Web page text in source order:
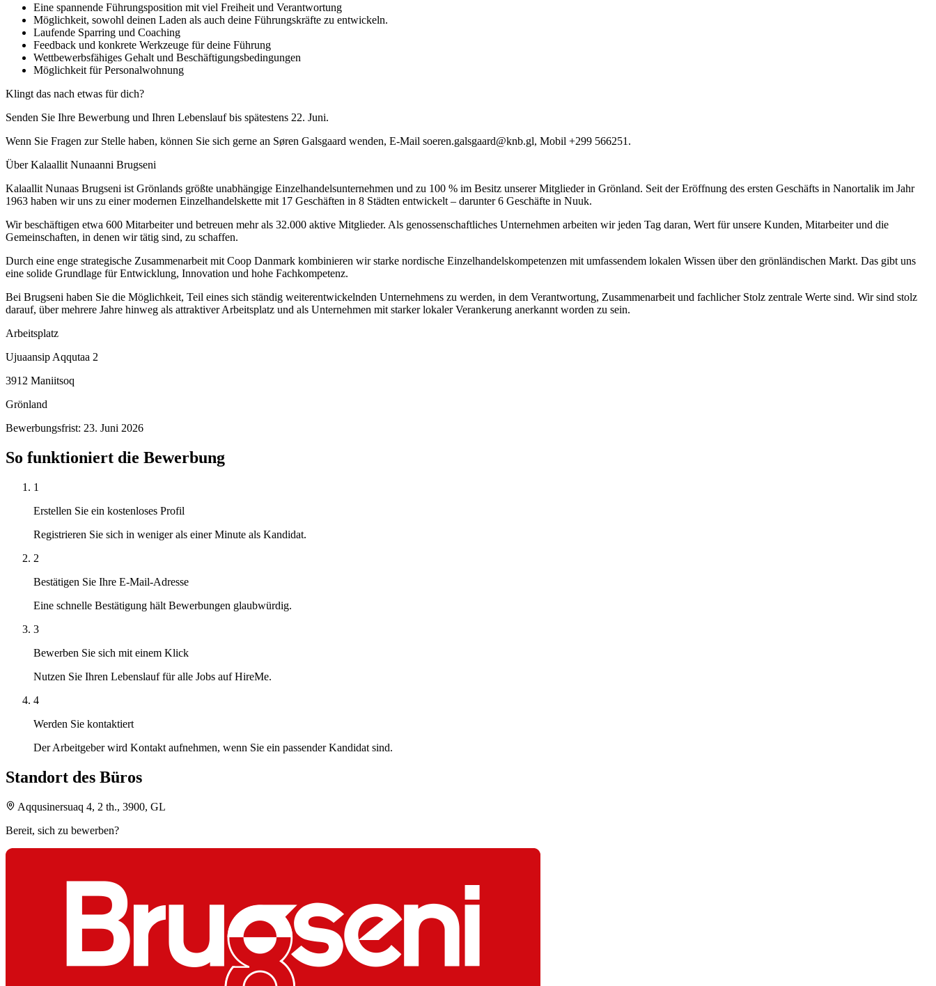
Eine spannende Führungsposition mit viel Freiheit und Verantwortung
Möglichkeit, sowohl deinen Laden als auch deine Führungskräfte zu entwickeln.
Laufende Sparring und Coaching
Feedback und konkrete Werkzeuge für deine Führung
Wettbewerbsfähiges Gehalt und Beschäftigungsbedingungen
Möglichkeit für Personalwohnung
Klingt das nach etwas für dich?
Senden Sie Ihre Bewerbung und Ihren Lebenslauf bis spätestens 22. Juni.
Wenn Sie Fragen zur Stelle haben, können Sie sich gerne an Søren Galsgaard wenden, E-Mail soeren.galsgaard@knb.gl, Mobil +299 566251.
Über Kalaallit Nunaanni Brugseni
Kalaallit Nunaas Brugseni ist Grönlands größte unabhängige Einzelhandelsunternehmen und zu 100 % im Besitz unserer Mitglieder in Grönland. Seit der Eröffnung des ersten Geschäfts in Nanortalik im Jahr
1963 haben wir uns zu einer modernen Einzelhandelskette mit 17 Geschäften in 8 Städten entwickelt – darunter 6 Geschäfte in Nuuk.
Wir beschäftigen etwa 600 Mitarbeiter und betreuen mehr als 32.000 aktive Mitglieder. Als genossenschaftliches Unternehmen arbeiten wir jeden Tag daran, Wert für unsere Kunden, Mitarbeiter und die
Gemeinschaften, in denen wir tätig sind, zu schaffen.
Durch eine enge strategische Zusammenarbeit mit Coop Danmark kombinieren wir starke nordische Einzelhandelskompetenzen mit umfassendem lokalen Wissen über den grönländischen Markt. Das gibt uns
eine solide Grundlage für Entwicklung, Innovation und hohe Fachkompetenz.
Bei Brugseni haben Sie die Möglichkeit, Teil eines sich ständig weiterentwickelnden Unternehmens zu werden, in dem Verantwortung, Zusammenarbeit und fachlicher Stolz zentrale Werte sind. Wir sind stolz
darauf, über mehrere Jahre hinweg als attraktiver Arbeitsplatz und als Unternehmen mit starker lokaler Verankerung anerkannt worden zu sein.
Arbeitsplatz
Ujuaansip Aqqutaa 2
3912 Maniitsoq
Grönland
Bewerbungsfrist: 23. Juni 2026
So funktioniert die Bewerbung
1
Erstellen Sie ein kostenloses Profil
Registrieren Sie sich in weniger als einer Minute als Kandidat.
2
Bestätigen Sie Ihre E-Mail-Adresse
Eine schnelle Bestätigung hält Bewerbungen glaubwürdig.
3
Bewerben Sie sich mit einem Klick
Nutzen Sie Ihren Lebenslauf für alle Jobs auf HireMe.
4
Werden Sie kontaktiert
Der Arbeitgeber wird Kontakt aufnehmen, wenn Sie ein passender Kandidat sind.
Standort des Büros
Aqqusinersuaq 4, 2 th., 3900, GL
Bereit, sich zu bewerben?